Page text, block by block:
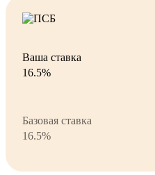
Ваша ставка
16.5%
Базовая ставка
16.5%